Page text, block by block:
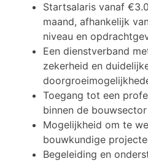
Startsalaris vanaf
maand, afhankelijk
niveau en
Een dienstverband
zekerheid en
Toegang tot een
binnen de bouwsector
Mogelijkheid om te
bouwkundige
Begeleiding en